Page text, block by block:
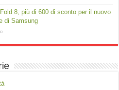
8, più di 600 di sconto per il nuovo
di Samsung